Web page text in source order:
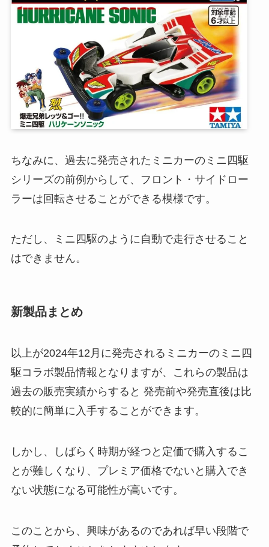
ちなみに、過去に発売されたミニカーのミニ四駆
シリーズの前例からして、フロント・サイドロー
ラーは回転させることができる模様です。
ただし、ミニ四駆のように自動で走行させること
はできません。
新製品まとめ
以上が2024年12月に発売されるミニカーのミニ四
駆コラボ製品情報となりますが、これらの製品は
過去の販売実績からすると 発売前や発売直後は比
較的に簡単に入手することができます。
しかし、しばらく時期が経つと定価で購入するこ
とが難しくなり、プレミア価格でないと購入でき
ない状態になる可能性が高いです。
このことから、興味があるのであれば早い段階で